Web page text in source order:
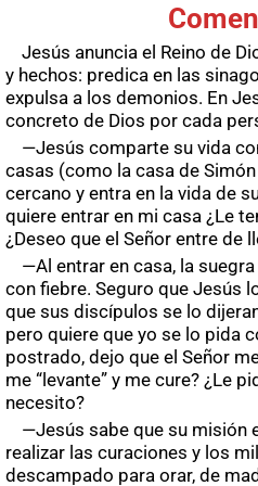
Jesús anuncia el Reino de
y hechos: predica en las
expulsa a los demonios. En
concreto de Dios por cada
—Jesús comparte su vida
casas (como la casa de
cercano y entra en la vida de
quiere entrar en mi casa ¿Le
¿Deseo que el Señor entre de
—Al entrar en casa, la
con fiebre. Seguro que Jesús
que sus discípulos se lo
pero quiere que yo se lo pida
postrado, dejo que el Señor
me “levante” y me cure? ¿Le
necesito?
—Jesús sabe que su misión
realizar las curaciones y los
descampado para orar, de